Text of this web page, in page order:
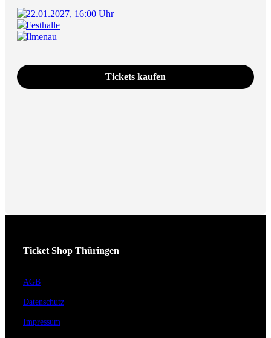
22.01.2027, 16:00 Uhr
Festhalle
Ilmenau
Tickets kaufen
Ticket Shop Thüringen
AGB
Datenschutz
Impressum